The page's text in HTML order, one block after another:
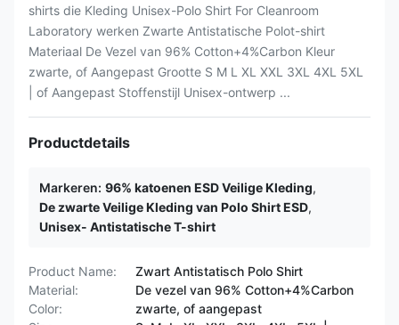
shirts die Kleding Unisex-Polo Shirt For Cleanroom
Laboratory werken Zwarte Antistatische Polot-shirt
Materiaal De Vezel van 96% Cotton+4%Carbon Kleur
zwarte, of Aangepast Grootte S M L XL XXL 3XL 4XL 5XL
| of Aangepast Stoffenstijl Unisex-ontwerp ...
Productdetails
Markeren: 96% katoenen ESD Veilige Kleding,
De zwarte Veilige Kleding van Polo Shirt ESD,
Unisex- Antistatische T-shirt
Product Name:
Zwart Antistatisch Polo Shirt
Material:
De vezel van 96% Cotton+4%Carbon
Color:
zwarte, of aangepast